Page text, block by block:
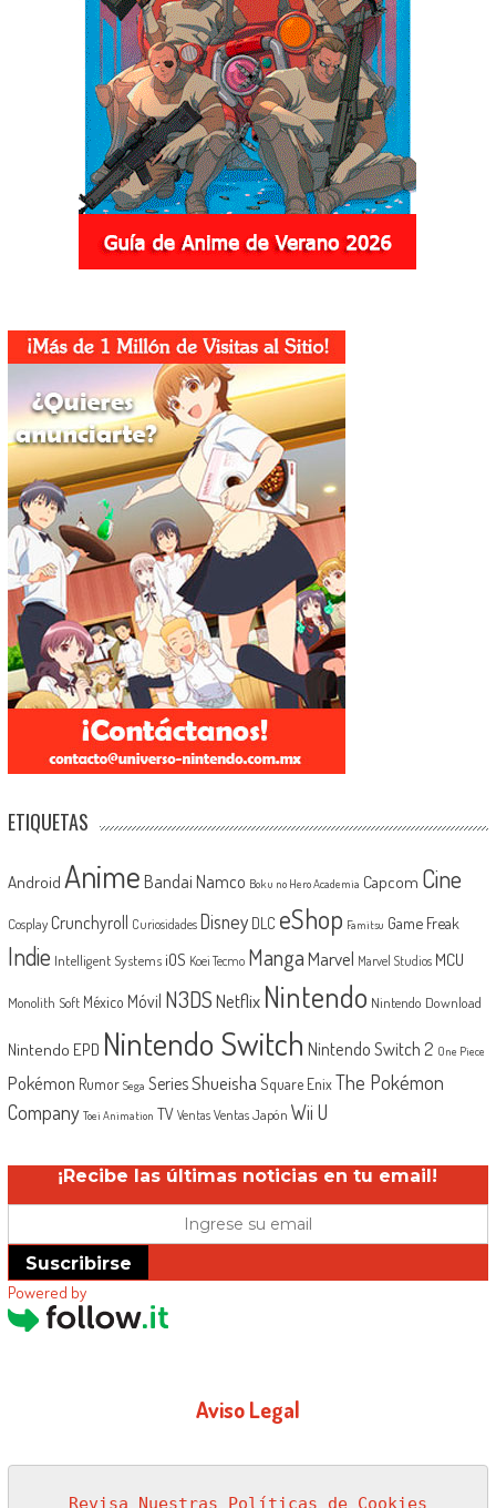
ETIQUETAS
Android Anime Bandai Namco Boku no Hero Academia Capcom Cine
Cosplay Crunchyroll Curiosidades Disney DLC eShop Famitsu Game Freak
Indie Intelligent Systems iOS Koei Tecmo MangaMarvel Marvel Studios MCU
Monolith Soft México Móvil N3DSNetflix Nintendo Nintendo Download
Nintendo EPD Nintendo Switch Nintendo Switch 2 One Piece
Pokémon Rumor Sega SeriesShueisha Square EnixThe Pokémon
Company Toei Animation TV Ventas Ventas Japón Wii U
¡Recibe las últimas noticias en tu email!
Suscribirse
Powered by
Aviso Legal
Revisa Nuestras Políticas de Cookies